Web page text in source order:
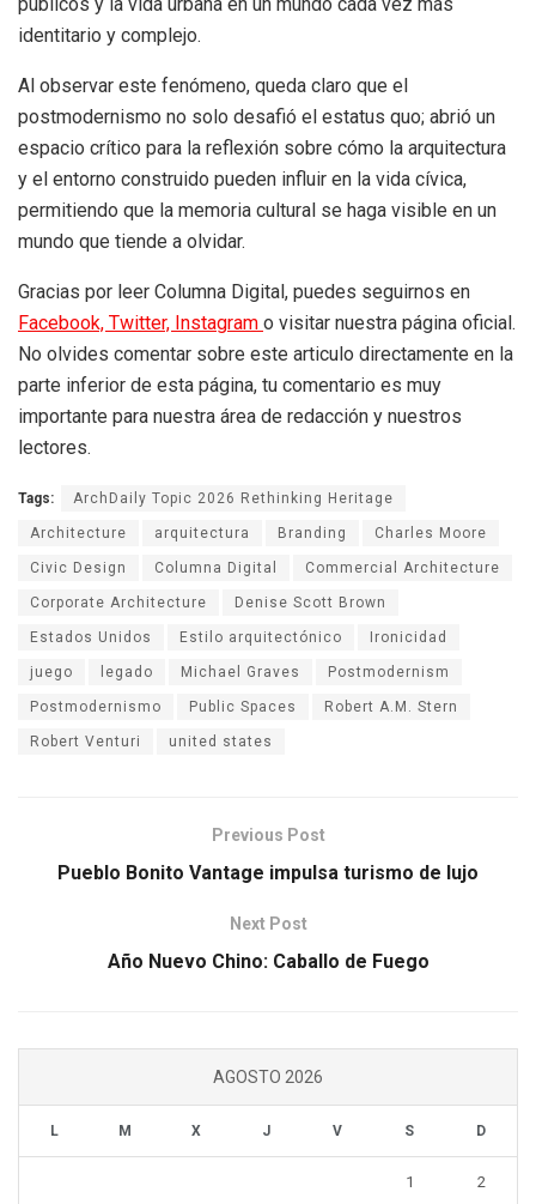
públicos y la vida urbana en un mundo cada vez más
identitario y complejo.
Al observar este fenómeno, queda claro que el
postmodernismo no solo desafió el estatus quo; abrió un
espacio crítico para la reflexión sobre cómo la arquitectura
y el entorno construido pueden influir en la vida cívica,
permitiendo que la memoria cultural se haga visible en un
mundo que tiende a olvidar.
Gracias por leer Columna Digital, puedes seguirnos en
Facebook, Twitter, Instagram o visitar nuestra página oficial.
No olvides comentar sobre este articulo directamente en la
parte inferior de esta página, tu comentario es muy
importante para nuestra área de redacción y nuestros
lectores.
Tags: ArchDaily Topic 2026 Rethinking Heritage
Architecture arquitectura Branding Charles Moore
Civic Design Columna Digital Commercial Architecture
Corporate Architecture Denise Scott Brown
Estados Unidos Estilo arquitectónico Ironicidad
juego legado Michael Graves Postmodernism
Postmodernismo Public Spaces Robert A.M. Stern
Robert Venturi united states
Previous Post
Pueblo Bonito Vantage impulsa turismo de lujo
Next Post
Año Nuevo Chino: Caballo de Fuego
AGOSTO 2026
L M X J V S D
1 2